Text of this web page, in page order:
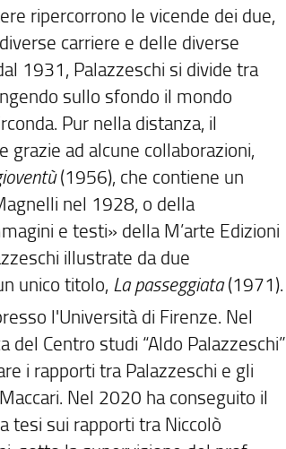
ripercorrono le vicende dei due,
carriere e delle diverse
1931, Palazzeschi si divide tra
sullo sfondo il mondo
Pur nella distanza, il
grazie ad alcune collaborazioni,
(1956), che contiene un
nel 1928, o della
e testi» della M’arte Edizioni
illustrate da due
unico titolo, La passeggiata(1971).
l'Università di Firenze. Nel
Centro studi “Aldo Palazzeschi”
i rapporti tra Palazzeschi e gli
Nel 2020 ha conseguito il
tesi sui rapporti tra Niccolò